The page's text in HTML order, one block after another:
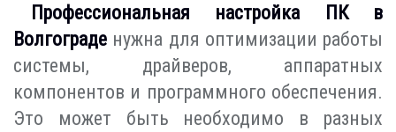
Профессиональная настройка ПК в
Волгограде нужна для оптимизации работы
системы, драйверов, аппаратных
компонентов и программного обеспечения.
Это может быть необходимо в разных